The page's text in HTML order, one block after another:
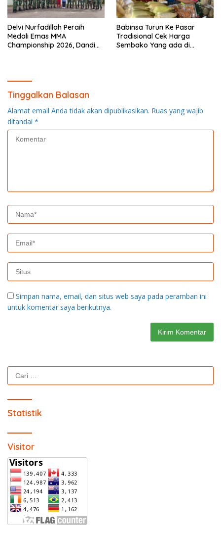
Delvi Nurfadillah Peraih
Medali Emas MMA
Championship 2026, Dandim
Babinsa Turun Ke Pasar
Tradisional Cek Harga
Sembako Yang ada di
Tinggalkan Balasan
Alamat email Anda tidak akan dipublikasikan. Ruas yang wajib
ditandai *
Simpan nama, email, dan situs web saya pada peramban ini
untuk komentar saya berikutnya.
Cari
untuk:
Statistik
Visitor